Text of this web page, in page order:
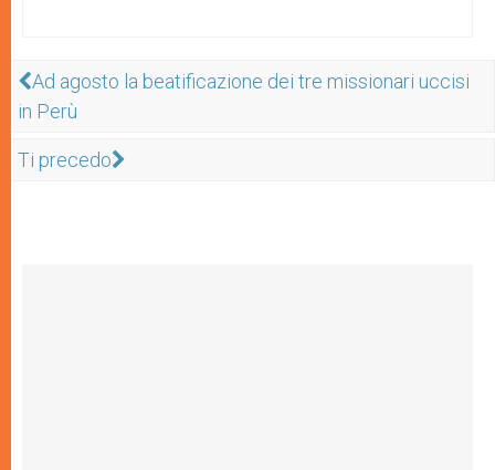
Ad agosto la beatificazione dei tre missionari uccisi
in Perù
Ti precedo